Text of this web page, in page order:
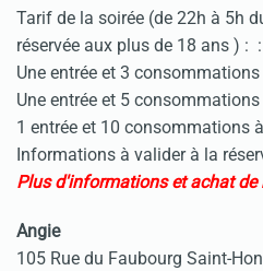
Tarif de la soirée (de 22h à 5h
réservée aux plus de 18 ans ) : :
Une entrée et 3
Une entrée et 5
1 entrée et 10 consommations
Informations à valider à la
Plus d'informations et achat de
Angie
105 Rue du Faubourg Saint-